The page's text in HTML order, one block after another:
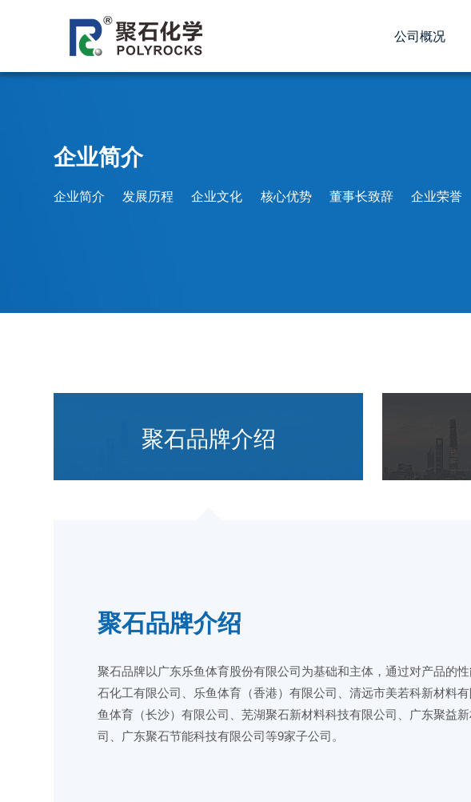
公司概况
企业简介
企业简介 发展历程 企业文化 核心优势 董事长致辞 企业荣誉
聚石品牌介绍
聚石品牌介绍
聚石品牌以广东乐鱼体育股份有限公司为基础和主体，通过对产品的
石化工有限公司、乐鱼体育（香港）有限公司、清远市美若科新材料
鱼体育（长沙）有限公司、芜湖聚石新材料科技有限公司、广东聚益
司、广东聚石节能科技有限公司等9家子公司。